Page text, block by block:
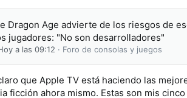
Dragon Age advierte de los riesgos de
jugadores: "No son desarrolladores"
a las 09:12 Foro de consolas y juegos
que Apple TV está haciendo las
ficción ahora mismo. Estas son mis cinco